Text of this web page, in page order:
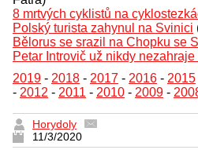
8 mrtvých cyklistů na
Polský turista zahynul na Svinici
Bělorus se srazil na Chopku se
Petar Introvič už nikdy
2019 - 2018 - 2017 - 2016 - 2015
- 2012 - 2011 - 2010 - 2009 -
Horydoly
11/3/2020